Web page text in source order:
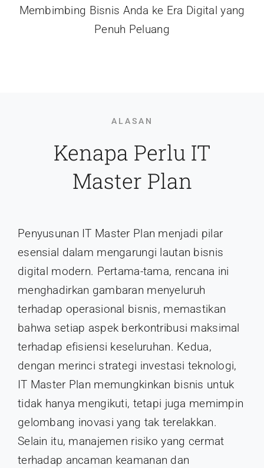
Membimbing Bisnis Anda ke Era Digital yang
Penuh Peluang
ALASAN
Kenapa Perlu IT
Master Plan
Penyusunan IT Master Plan menjadi pilar
esensial dalam mengarungi lautan bisnis
digital modern. Pertama-tama, rencana ini
menghadirkan gambaran menyeluruh
terhadap operasional bisnis, memastikan
bahwa setiap aspek berkontribusi maksimal
terhadap efisiensi keseluruhan. Kedua,
dengan merinci strategi investasi teknologi,
IT Master Plan memungkinkan bisnis untuk
tidak hanya mengikuti, tetapi juga memimpin
gelombang inovasi yang tak terelakkan.
Selain itu, manajemen risiko yang cermat
terhadap ancaman keamanan dan